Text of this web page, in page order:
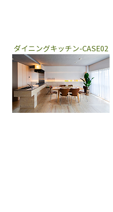
ダイニングキッチン-CASE02